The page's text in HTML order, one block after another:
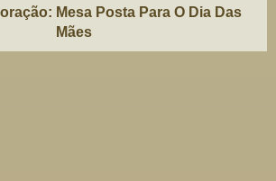
Mesa Posta Para O Dia Das
Mães